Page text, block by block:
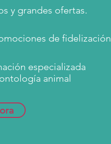
y grandes ofertas.
de fidelización
especializada
animal